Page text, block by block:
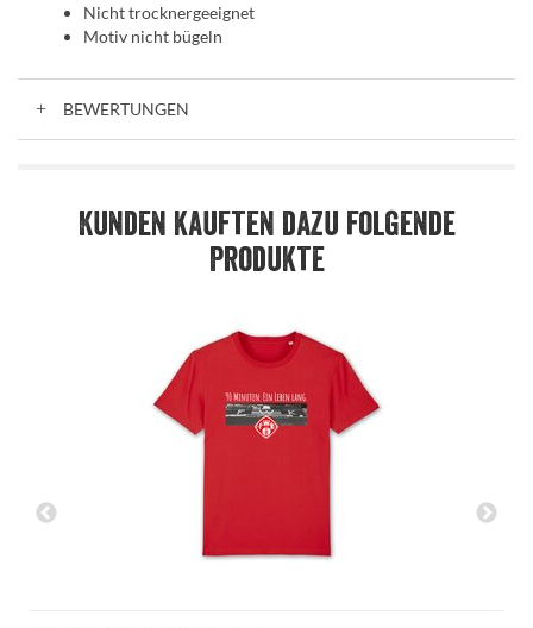
Nicht trocknergeeignet
Motiv nicht bügeln
BEWERTUNGEN
Kunden kauften dazu folgende
Produkte